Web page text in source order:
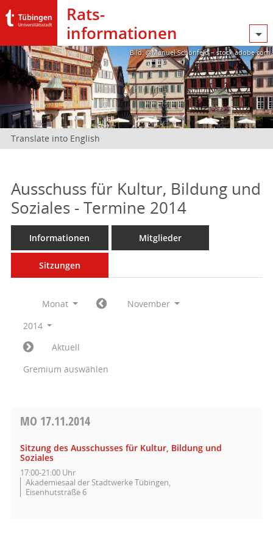
Rats­
informationen
Bild: @Manuel Schönfeld – stock.adobe.com
Translate into English
Ausschuss für Kultur, Bildung und
Soziales - Termine 2014
Informationen Mitglieder
Sitzungen
Monat
November
2014
Aktuell
Gremium auswählen
MO 17.11.2014
Sitzung des Ausschusses für Kultur, Bildung und
Soziales
17:00-21:00 Uhr
Akademiesaal der Stadtwerke Tübingen,
Eisenhutstraße 6